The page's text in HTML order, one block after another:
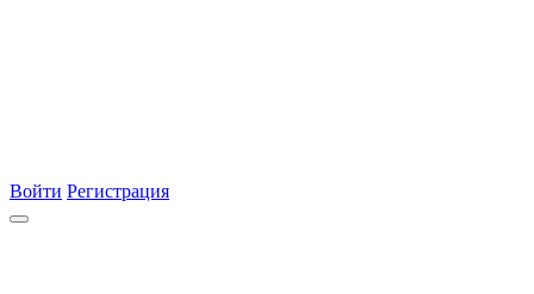
Войти Регистрация